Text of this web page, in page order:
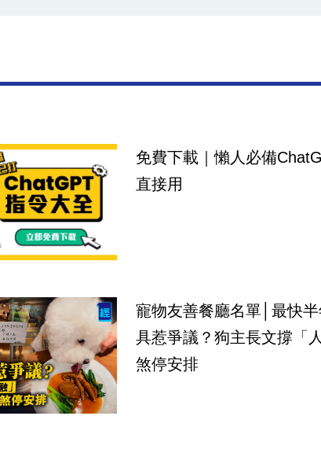
免費下載｜懶人必備
直接用
寵物友善餐廳名單│最快
具惹爭議？狗主長文撐「
煞停安排